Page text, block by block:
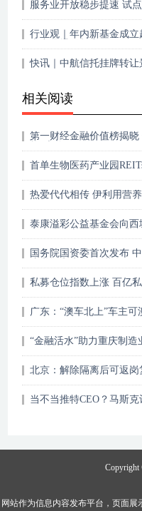
服务业开放稳步提速 试
行业观｜年内新基金成立
快讯｜中航信托挂牌转
相关阅读
第一财经金融价值榜揭
首单生物医药产业园
热爱代代相传 伊利用营
泰康溢彩公益基金会向
国务院国资委首次发布
私募仓位指数上涨 百亿
广东：“澳车北上”车主
“金融活水”助力重庆制造
北京：解除隔离后可返
当不当推特CEO？马斯
Copyright
网站作为信息内容发布平台，页面